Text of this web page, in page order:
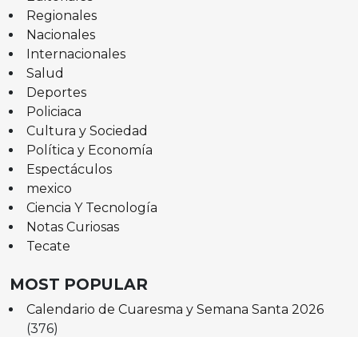
Regionales
Nacionales
Internacionales
Salud
Deportes
Policiaca
Cultura y Sociedad
Política y Economía
Espectáculos
mexico
Ciencia Y Tecnología
Notas Curiosas
Tecate
MOST POPULAR
Calendario de Cuaresma y Semana Santa 2026
(376)